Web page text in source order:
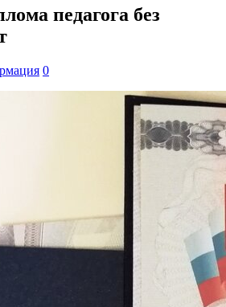
педагога без
0